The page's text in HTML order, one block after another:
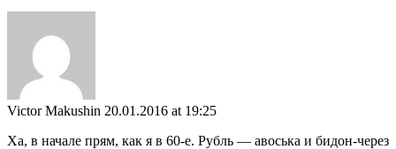
Victor Makushin 20.01.2016 at 19:25
Ха, в начале прям, как я в 60-е. Рубль — авоська и бидон-через